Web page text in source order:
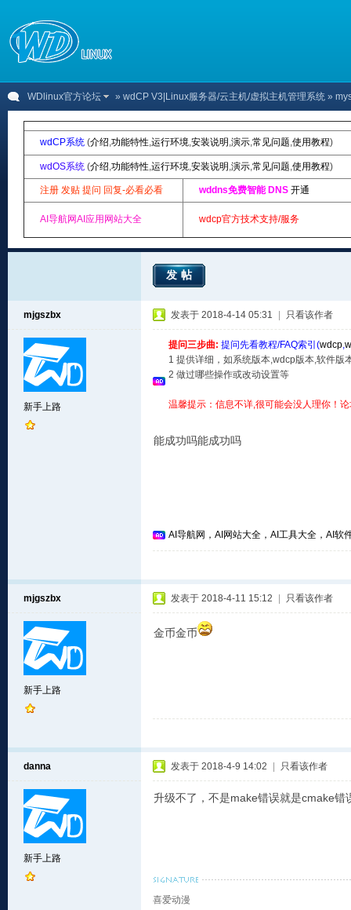
WDlinux官方论坛 » wdCP V3|Linux服务器/云主机/虚拟主机管理系统 »
wdCP系统 (介绍,功能特性,运行环境,安装说明 ,演示,常见问题,使用教程)
wdOS系统 (介绍,功能特性,运行环境,安装说明 ,演示,常见问题,使用教程)
注册 发贴 提问 回复-必看必看 wddns免费智能 DNS 开通
AI导航网AI应用网站大全 wdcp官方技术支持/服务
发帖
mjgszbx
新手上路
发表于 2018-4-14 05:31 只看该作者
提问三步曲: 提问先看教程/FAQ索引(wdcp,
1 提供详细，如系统版本,wdcp版本,软件版
2 做过哪些操作或改动设置等
温馨提示：信息不详,很可能会没人理你！
能成功吗能成功吗
AI导航网，AI网站大全，AI工具大全，AI软
mjgszbx
新手上路
发表于 2018-4-11 15:12 只看该作者
金币金币
danna
新手上路
发表于 2018-4-9 14:02 只看该作者
升级不了，不是make错误就是cmake错
喜爱动漫